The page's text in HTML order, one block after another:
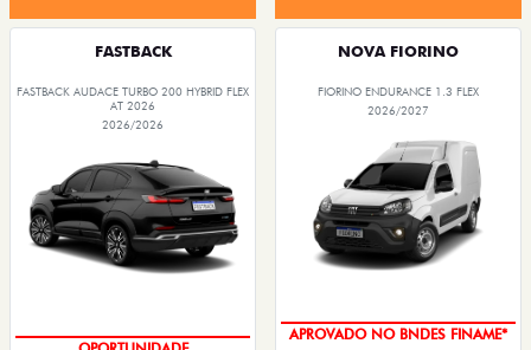
FASTBACK
FASTBACK AUDACE TURBO 200 HYBRID FLEX
AT 2026
2026/2026
NOVA FIORINO
FIORINO ENDURANCE 1.3 FLEX
2026/2027
APROVADO NO BNDES FINAME*